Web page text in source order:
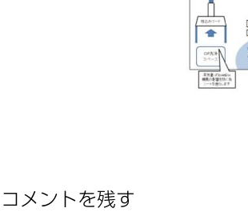
コメントを残す